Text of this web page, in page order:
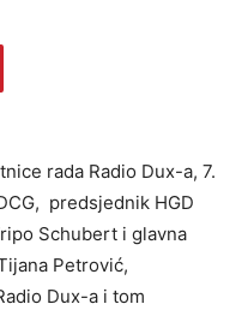
rada Radio Dux-a, 7.
predsjednik HGD
Schubert i glavna
Petrović,
Dux-a i tom